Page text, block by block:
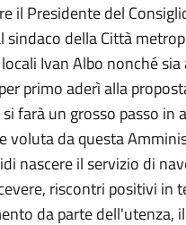
il Presidente del
della Città
Ivan Albo nonché
primo aderì alla
farà un grosso passo in
da questa
nascere il servizio di
riscontri positivi in
da parte dell'utenza,